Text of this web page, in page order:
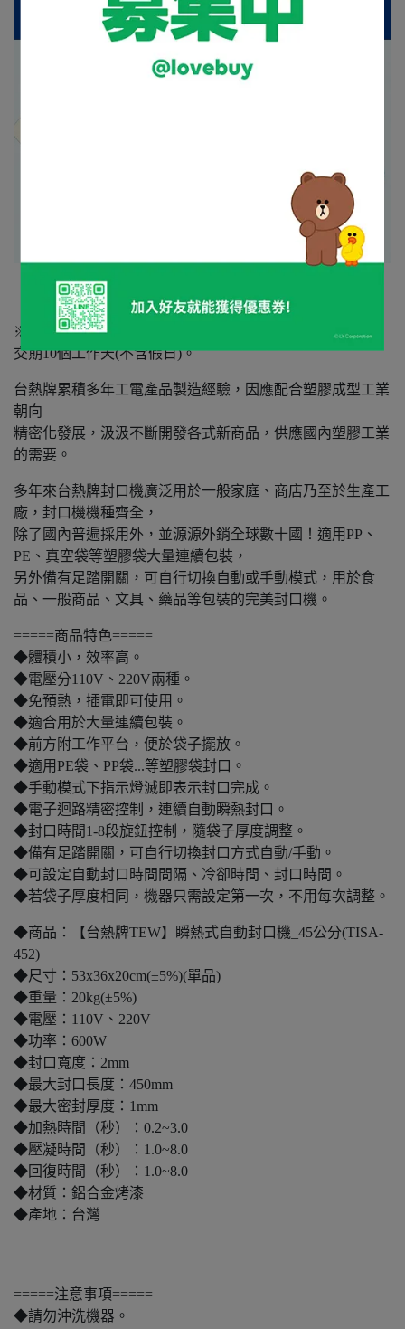
※本商品無現貨，採訂製方式銷售，完成訂購後開始生產，
交期10個工作天(不含假日)。
台熱牌累積多年工電產品製造經驗，因應配合塑膠成型工業
朝向
精密化發展，汲汲不斷開發各式新商品，供應國內塑膠工業
的需要。
多年來台熱牌封口機廣泛用於一般家庭、商店乃至於生產工
廠，封口機機種齊全，
除了國內普遍採用外，並源源外銷全球數十國！適用PP、
PE、真空袋等塑膠袋大量連續包裝，
另外備有足踏開關，可自行切換自動或手動模式，用於食
品、一般商品、文具、藥品等包裝的完美封口機。
=====商品特色=====
◆體積小，效率高。
◆電壓分110V、220V兩種。
◆免預熱，插電即可使用。
◆適合用於大量連續包裝。
◆前方附工作平台，便於袋子擺放。
◆適用PE袋、PP袋...等塑膠袋封口。
◆手動模式下指示燈滅即表示封口完成。
◆電子迴路精密控制，連續自動瞬熱封口。
◆封口時間1-8段旋鈕控制，隨袋子厚度調整。
◆備有足踏開關，可自行切換封口方式自動/手動。
◆可設定自動封口時間間隔、冷卻時間、封口時間。
◆若袋子厚度相同，機器只需設定第一次，不用每次調整。
◆商品：【台熱牌TEW】瞬熱式自動封口機_45公分(TISA-
452)
◆尺寸：53x36x20cm(±5%)(單品)
◆重量：20kg(±5%)
◆電壓：110V、220V
◆功率：600W
◆封口寬度：2mm
◆最大封口長度：450mm
◆最大密封厚度：1mm
◆加熱時間（秒）：0.2~3.0
◆壓凝時間（秒）：1.0~8.0
◆回復時間（秒）：1.0~8.0
◆材質：鋁合金烤漆
◆產地：台灣
=====注意事項=====
◆請勿沖洗機器。